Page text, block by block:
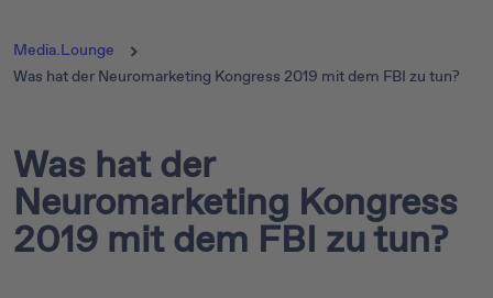
Media.Lounge
Was hat der Neuromarketing Kongress 2019 mit dem FBI zu tun?
Was hat der
Neuromarketing Kongress
2019 mit dem FBI zu tun?